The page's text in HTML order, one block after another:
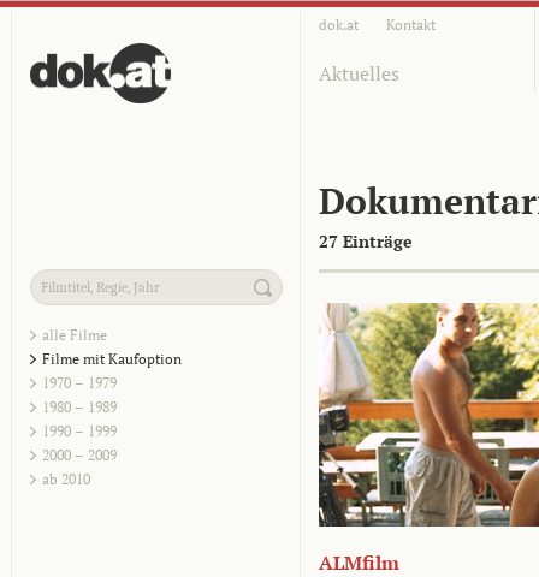
dok.at Kontakt
Aktuelles
27 Einträge
alle Filme
Filme mit Kaufoption
1970 – 1979
1980 – 1989
1990 – 1999
2000 – 2009
ab 2010
ALMfilm